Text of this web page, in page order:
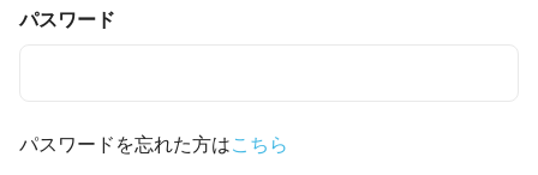
パスワード
パスワードを忘れた方はこちら